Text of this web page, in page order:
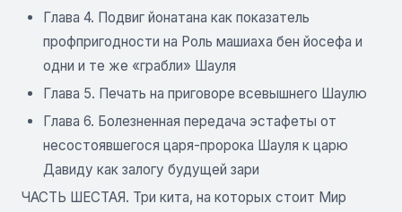
Глава 4. Подвиг йонатана как показатель
профпригодности на Роль машиаха бен йосефа и
одни и те же «грабли» Шауля
Глава 5. Печать на приговоре всевышнего Шаулю
Глава 6. Болезненная передача эстафеты от
несостоявшегося царя-пророка Шауля к царю
Давиду как залогу будущей зари
ЧАСТЬ ШЕСТАЯ. Три кита, на которых стоит Мир